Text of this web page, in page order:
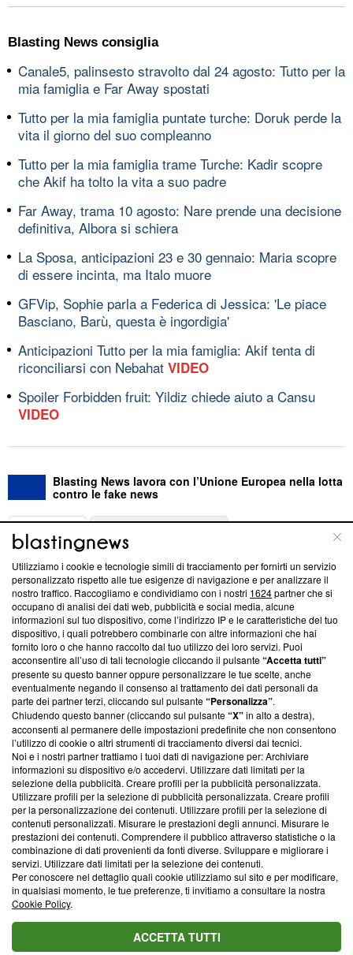
Blasting News consiglia
Canale5, palinsesto stravolto dal 24 agosto: Tutto per la
mia famiglia e Far Away spostati
Tutto per la mia famiglia puntate turche: Doruk perde la
vita il giorno del suo compleanno
Tutto per la mia famiglia trame Turche: Kadir scopre
che Akif ha tolto la vita a suo padre
Far Away, trama 10 agosto: Nare prende una decisione
definitiva, Albora si schiera
La Sposa, anticipazioni 23 e 30 gennaio: Maria scopre
di essere incinta, ma Italo muore
GFVip, Sophie parla a Federica di Jessica: 'Le piace
Basciano, Barù, questa è ingordigia'
Anticipazioni Tutto per la mia famiglia: Akif tenta di
riconciliarsi con Nebahat VIDEO
Spoiler Forbidden fruit: Yildiz chiede aiuto a Cansu
VIDEO
Blasting News lavora con l’Unione Europea nella lotta
contro le fake news
ABOUT
Questa sezione offre informazioni trasparenti su Blasting
News, sui nostri processi editoriali e su come ci impegniamo a
creare news di qualità. Inoltre, afferma la nostra aderenza a
‘Trust Project - News with Integrity’Blasting News non è
ancora membro del programma, ma ha richiesto di farne
parte; Trust Project non ha ancora effettuato una verifica di
conformità agli standard.
Su di noi
Team editoriale
Corporate
Redazione
Informativa Privacy
Cookie Policy
Blasting SA, IDI CHE-247.845.224, Via Carlo Frasca, 3 - 6900
Lugano (Svizzera) Tel:+39 0690258937
© 2026 Blasting News
Utilizziamo i cookie e tecnologie simili di tracciamento per fornirti un servizio
personalizzato rispetto alle tue esigenze di navigazione e per analizzare il
nostro traffico. Raccogliamo e condividiamo con i nostri 1624partner che si
occupano di analisi dei dati web, pubblicità e social media, alcune
informazioni sul tuo dispositivo, come l’indirizzo IP e le caratteristiche del tuo
dispositivo, i quali potrebbero combinarle con altre informazioni che hai
fornito loro o che hanno raccolto dal tuo utilizzo dei loro servizi. Puoi
acconsentire all’uso di tali tecnologie cliccando il pulsante“Accetta tutti”
presente su questo banner oppure personalizzare le tue scelte, anche
eventualmente negando il consenso al trattamento dei dati personali da
parte dei partner terzi, cliccando sul pulsante“Personalizza”.
Chiudendo questo banner (cliccando sul pulsante“X”in alto a destra),
acconsenti al permanere delle impostazioni predefinite che non consentono
l’utilizzo di cookie o altri strumenti di tracciamento diversi dai tecnici.
Noi e i nostri partner trattiamo i tuoi dati di navigazione per: Archiviare
informazioni su dispositivo e/o accedervi. Utilizzare dati limitati per la
selezione della pubblicità. Creare profili per la pubblicità personalizzata.
Utilizzare profili per la selezione di pubblicità personalizzata. Creare profili
per la personalizzazione dei contenuti. Utilizzare profili per la selezione di
contenuti personalizzati. Misurare le prestazioni degli annunci. Misurare le
prestazioni dei contenuti. Comprendere il pubblico attraverso statistiche o la
combinazione di dati provenienti da fonti diverse. Sviluppare e migliorare i
servizi. Utilizzare dati limitati per la selezione dei contenuti.
Per conoscere nel dettaglio quali cookie utilizziamo sul sito e per modificare,
in qualsiasi momento, le tue preferenze, ti invitiamo a consultare la nostra
Cookie Policy.
ACCETTA TUTTI